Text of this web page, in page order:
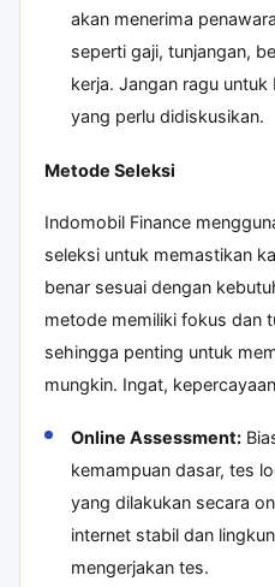
akan menerima
seperti gaji, tunjangan,
kerja. Jangan ragu
yang perlu didiskusikan.
Metode Seleksi
Indomobil Finance
seleksi untuk memastikan
benar sesuai dengan
metode memiliki fokus dan
sehingga penting untuk
mungkin. Ingat,
Online Assessment:
kemampuan dasar, tes
yang dilakukan secara
internet stabil dan
mengerjakan tes.